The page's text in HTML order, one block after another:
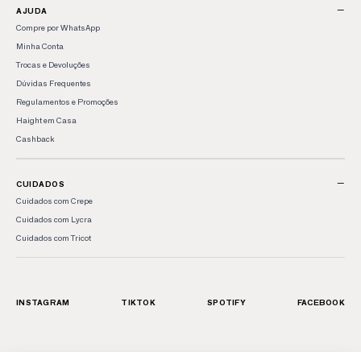
AJUDA −
Compre por WhatsApp
Minha Conta
Trocas e Devoluções
Dúvidas Frequentes
Regulamentos e Promoções
Haight em Casa
Cashback
CUIDADOS −
Cuidados com Crepe
Cuidados com Lycra
Cuidados com Tricot
INSTAGRAM TIKTOK SPOTIFY FACEBOOK